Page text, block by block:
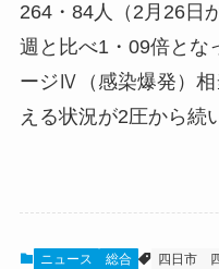
264・84人（2月26日
週と比べ1・09倍とな
ージⅣ（感染爆発）相
える状況が2圧から続
ニュース 総合 四日市